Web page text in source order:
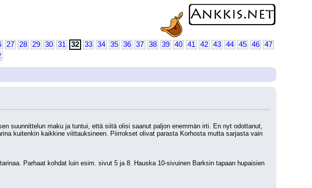
27 28 29 30 31 32 33 34 35 36 37 38 39 40 41 42 43 44 45 46
47
suunnittelun maku ja tuntui, että siitä olisi saanut paljon enemmän irti. En nyt odottanut,
kuitenkin kaikkine viittauksineen. Piirrokset olivat parasta Korhosta mutta sarjasta vain
Parhaat kohdat luin esim. sivut 5 ja 8. Hauska 10-sivuinen Barksin tapaan hupaisien